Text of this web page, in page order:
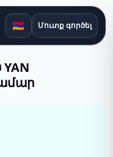
🇦🇲 Մուտք գործել